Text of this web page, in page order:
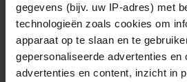
gegevens (bijv. uw IP-adres) met
technologieën zoals cookies om
apparaat op te slaan en te
gepersonaliseerde advertenties en
advertenties en content, inzicht in